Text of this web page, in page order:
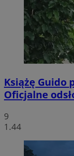
Książę Guido
Oficjalne
9
1.44